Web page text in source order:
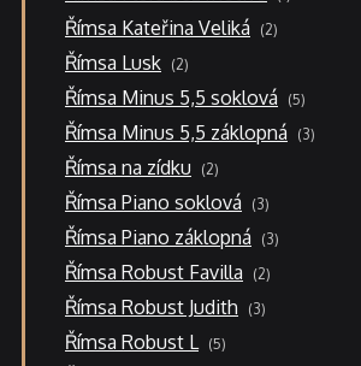
produkt
Římsa Kateřina Veliká 22
produkty
Římsa Lusk 22
produkty
Římsa Minus 5,5 soklová 55
produktů
Římsa Minus 5,5 záklopná 33
produkty
Římsa na zídku 22
produkty
Římsa Piano soklová 33
produkty
Římsa Piano záklopná 33
produkty
Římsa Robust Favilla 22
produkty
Římsa Robust Judith 33
produkty
Římsa Robust L 55
produktů